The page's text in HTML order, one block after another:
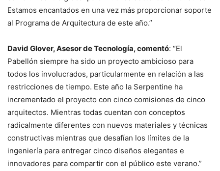
Estamos encantados en una vez más proporcionar soporte
al Programa de Arquitectura de este año.”
David Glover, Asesor de Tecnología, comentó: “El
Pabellón siempre ha sido un proyecto ambicioso para
todos los involucrados, particularmente en relación a las
restricciones de tiempo. Este año la Serpentine ha
incrementado el proyecto con cinco comisiones de cinco
arquitectos. Mientras todas cuentan con conceptos
radicalmente diferentes con nuevos materiales y técnicas
constructivas mientras que desafían los límites de la
ingeniería para entregar cinco diseños elegantes e
innovadores para compartir con el público este verano.”